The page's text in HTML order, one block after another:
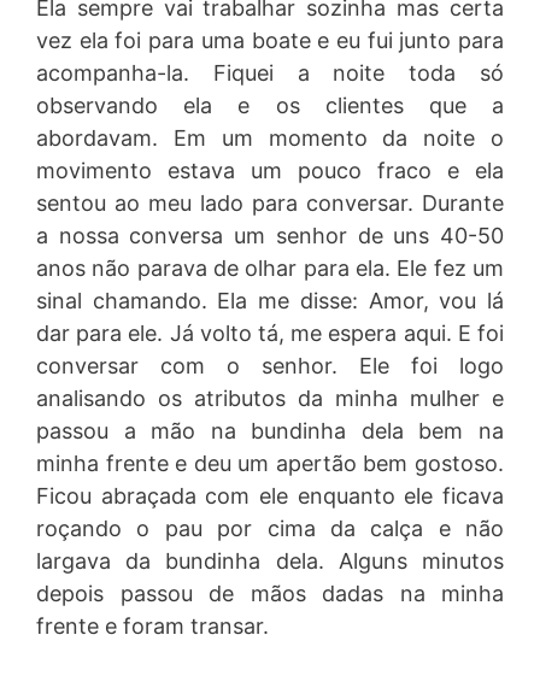
Ela sempre vai trabalhar sozinha mas certa
vez ela foi para uma boate e eu fui junto para
acompanha-la. Fiquei a noite toda só
observando ela e os clientes que a
abordavam. Em um momento da noite o
movimento estava um pouco fraco e ela
sentou ao meu lado para conversar. Durante
a nossa conversa um senhor de uns 40-50
anos não parava de olhar para ela. Ele fez um
sinal chamando. Ela me disse: Amor, vou lá
dar para ele. Já volto tá, me espera aqui. E foi
conversar com o senhor. Ele foi logo
analisando os atributos da minha mulher e
passou a mão na bundinha dela bem na
minha frente e deu um apertão bem gostoso.
Ficou abraçada com ele enquanto ele ficava
roçando o pau por cima da calça e não
largava da bundinha dela. Alguns minutos
depois passou de mãos dadas na minha
frente e foram transar.